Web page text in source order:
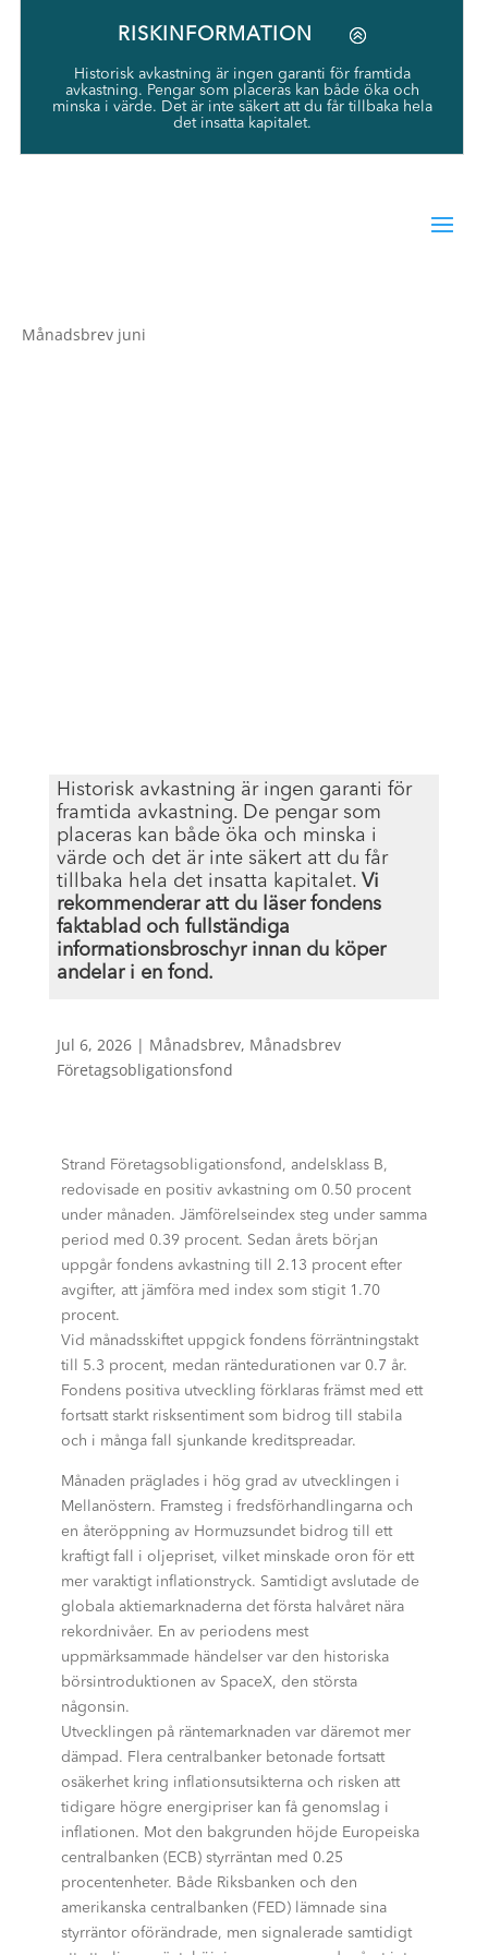
RISKINFORMATION
Historisk avkastning är ingen garanti för framtida
avkastning. Pengar som placeras kan både öka och
minska i värde. Det är inte säkert att du får tillbaka hela
det insatta kapitalet.
Månadsbrev juni
Historisk avkastning är ingen garanti för
framtida avkastning. De pengar som
placeras kan både öka och minska i
värde och det är inte säkert att du får
tillbaka hela det insatta kapitalet. Vi
rekommenderar att du läser fondens
faktablad och fullständiga
informationsbroschyr innan du köper
andelar i en fond.
Jul 6, 2026| Månadsbrev, Månadsbrev
Företagsobligationsfond
Strand Företagsobligationsfond, andelsklass B,
redovisade en positiv avkastning om 0.50 procent
under månaden. Jämförelseindex steg under samma
period med 0.39 procent. Sedan årets början
uppgår fondens avkastning till 2.13 procent efter
avgifter, att jämföra med index som stigit 1.70
procent.
Vid månadsskiftet uppgick fondens förräntningstakt
till 5.3 procent, medan räntedurationen var 0.7 år.
Fondens positiva utveckling förklaras främst med ett
fortsatt starkt risksentiment som bidrog till stabila
och i många fall sjunkande kreditspreadar.
Månaden präglades i hög grad av utvecklingen i
Mellanöstern. Framsteg i fredsförhandlingarna och
en återöppning av Hormuzsundet bidrog till ett
kraftigt fall i oljepriset, vilket minskade oron för ett
mer varaktigt inflationstryck. Samtidigt avslutade de
globala aktiemarknaderna det första halvåret nära
rekordnivåer. En av periodens mest
uppmärksammade händelser var den historiska
börsintroduktionen av SpaceX, den största
någonsin.
Utvecklingen på räntemarknaden var däremot mer
dämpad. Flera centralbanker betonade fortsatt
osäkerhet kring inflationsutsikterna och risken att
tidigare högre energipriser kan få genomslag i
inflationen. Mot den bakgrunden höjde Europeiska
centralbanken (ECB) styrräntan med 0.25
procentenheter. Både Riksbanken och den
amerikanska centralbanken (FED) lämnade sina
styrräntor oförändrade, men signalerade samtidigt